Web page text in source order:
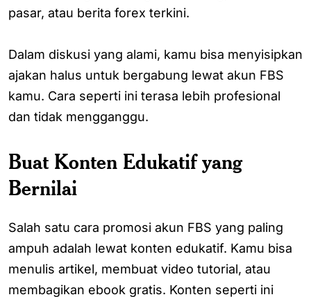
pasar, atau berita forex terkini.
Dalam diskusi yang alami, kamu bisa menyisipkan
ajakan halus untuk bergabung lewat akun FBS
kamu. Cara seperti ini terasa lebih profesional
dan tidak mengganggu.
Buat Konten Edukatif yang
Bernilai
Salah satu cara promosi akun FBS yang paling
ampuh adalah lewat konten edukatif. Kamu bisa
menulis artikel, membuat video tutorial, atau
membagikan ebook gratis. Konten seperti ini